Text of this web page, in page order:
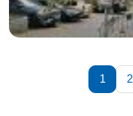
1 2